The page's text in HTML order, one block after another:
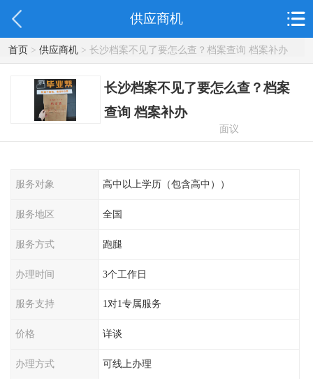
供应商机
首页> 供应商机> 长沙档案不见了要怎么查？档案查询 档案补办
长沙档案不见了要怎么查？档案
查询 档案补办
面议
服务对象 高中以上学历（包含高中））
服务地区 全国
服务方式 跑腿
办理时间 3个工作日
服务支持 1对1专属服务
价格 详谈
办理方式 可线上办理